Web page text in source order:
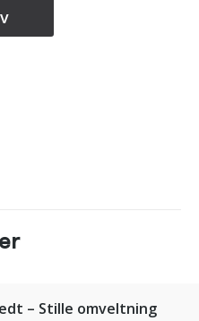
– Stille omveltning